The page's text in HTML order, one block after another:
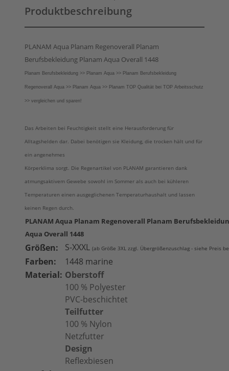
Produktbeschreibung
PLANAM Aqua Planam Regenoverall Planam
Berufsbekleidung Planam Aqua Overall 1448
Planam Berufsbekleidung >> Planam Aqua >> Planam Berufsbekleidung
Regenoverall Aqua >> Planam Aqua >> Planam TOP Qualität bei TOP Arbeitsschutz
>> vergleichen und sparen!
Das Arbeiten bei Feuchtigkeit stellt eine Herausforderung für
Alltagshelden dar. Dabei benötigen sie Kleidung, die trocken hält und für
ein angenehmes
Körperklima sorgt. Die Regenartikel von PLANAM garantieren dank
atmungsaktivem Gewebe sowohl im Sommer als auch bei kühleren
Temperaturen einen ausgeglichenen Temperaturhaushalt und lassen
keinen Regen durch.
PLANAM Aqua Planam Regenoverall Planam
Aqua Overall 1448
Größen: S-XXXL (ab Größe 3XL zzgl. Übergrößenzuschlag - siehe Preis
Farben:
1448 marine
Material: Oberstoff
100 % Polyester
PVC-beschichtet
Teilfutter
100 % Nylon
Netzfutter
Design
Reflexbiesen